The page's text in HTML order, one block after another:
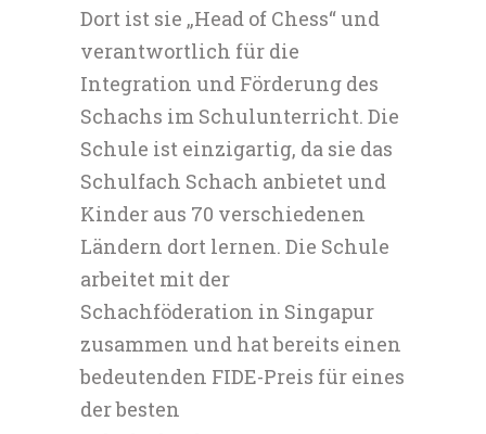
Dort ist sie „Head of Chess“ und
verantwortlich für die
Integration und Förderung des
Schachs im Schulunterricht. Die
Schule ist einzigartig, da sie das
Schulfach Schach anbietet und
Kinder aus 70 verschiedenen
Ländern dort lernen. Die Schule
arbeitet mit der
Schachföderation in Singapur
zusammen und hat bereits einen
bedeutenden FIDE-Preis für eines
der besten